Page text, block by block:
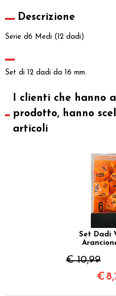
Descrizione
Serie d6 Medi (12 dadi)
Set di 12 dadi da 16 mm.
I clienti che hanno
prodotto, hanno
articoli
Set Dadi
€ 10,99
€